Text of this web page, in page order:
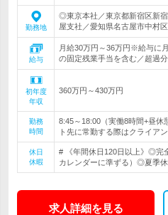
勤務地
◎東京本社／東京都新宿区新
屋支社／愛知県名古屋市中村
給与
月給30万円～36万円※給与に
の固定残業手当を含む／超過
初年度
年収
360万円～430万円
勤務
時間
8:45～18:00（実働8時間+昼
ト先に常勤する際はクライア
休日
休暇
# 《年間休日120日以上》◎完
カレンダーに準ずる）◎夏季
求人詳細を見る